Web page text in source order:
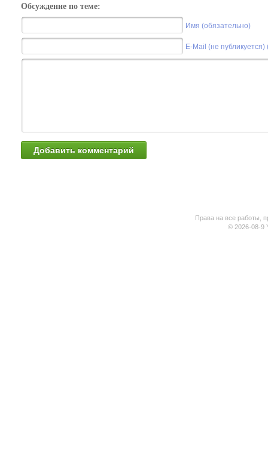
Обсуждение по теме:
Имя (обязательно)
E-Mail (не
Права на все работы,
© 2026-08-9